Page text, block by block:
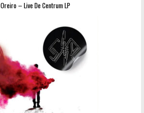
Oreiro – Live De Centrum LP